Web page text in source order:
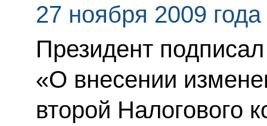
27 ноября 2009 года
Президент
«О внесении
второй Налогового